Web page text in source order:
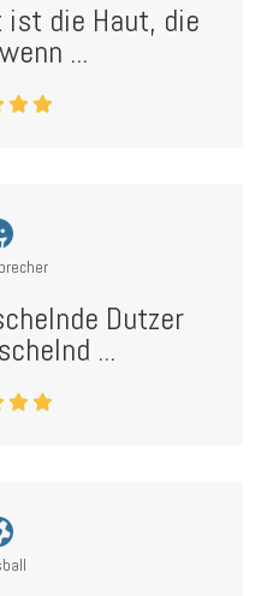
ist die Haut, die
...
Dutzer
...